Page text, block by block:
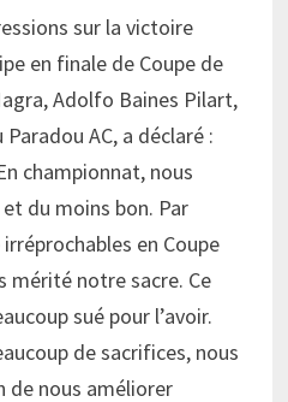
sur la victoire
en finale de Coupe de
Adolfo Baines Pilart,
AC, a déclaré :
championnat, nous
du moins bon. Par
en Coupe
mérité notre sacre. Ce
sué pour l’avoir.
de sacrifices, nous
de nous améliorer